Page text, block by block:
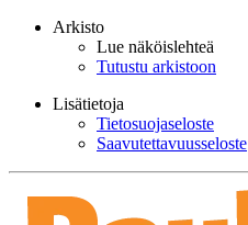
Arkisto
Lue näköislehteä
Tutustu arkistoon
Lisätietoja
Tietosuojaseloste
Saavutettavuusseloste